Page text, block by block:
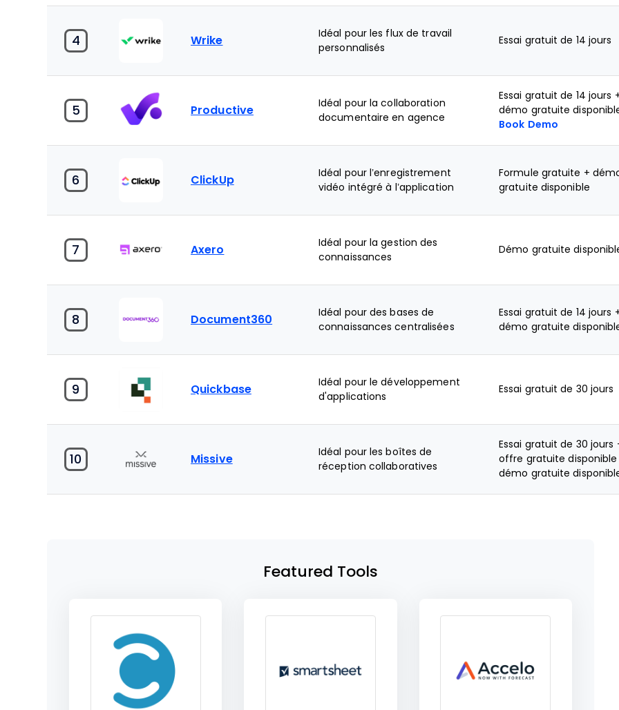
4 Wrike
Idéal pour les flux de travail
personnalisés
Essai gratuit de 14 jours
5 Productive
Idéal pour la collaboration
documentaire en agence
Essai gratuit de 14 jours
démo gratuite
Book Demo
6 ClickUp
Idéal pour l’enregistrement
vidéo intégré à l’application
Formule gratuite +
gratuite disponible
7 Axero
Idéal pour la gestion des
connaissances
Démo gratuite
8 Document360
Idéal pour des bases de
connaissances centralisées
Essai gratuit de 14 jours
démo gratuite
9 Quickbase
Idéal pour le développement
d'applications
Essai gratuit de 30 jours
10 Missive
Idéal pour les boîtes de
réception collaboratives
Essai gratuit de 30 jours
offre gratuite disponible
démo gratuite
Featured Tools